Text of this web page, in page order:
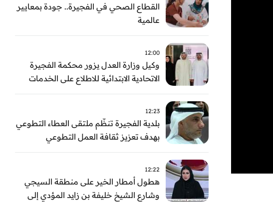
القطاع الصحي في الفجيرة.. جودة بمعايير
عالمية
12:00
وكيل وزارة العدل يزور محكمة الفجيرة
الاتحادية الابتدائية للاطلاع على الخدمات
التشغيلية وتطويرها
12:23
بلدية الفجيرة تنظّم ملتقى العطاء التطوعي
بهدف تعزيز ثقافة العمل التطوعي
12:22
هطول أمطار الخير على منطقة السيجي
وشارع الشيخ خليفة بن زايد المؤدي إلى